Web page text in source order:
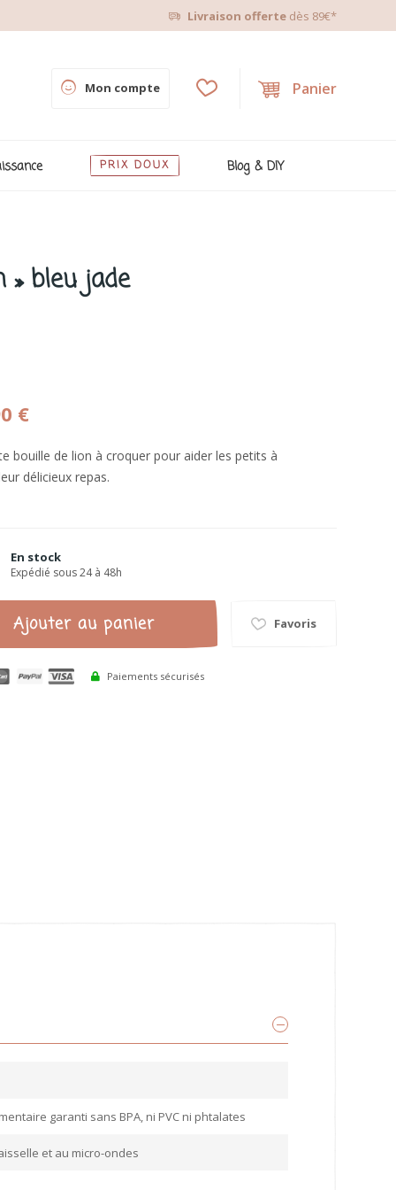
Livraison offerte dès 89€*
Panier
Mon compte
PRIX DOUX Blog & DIY
bleu jade
€
bouille de lion à croquer pour aider les petits à
délicieux repas.
En stock
Expédié sous 24 à 48h
Ajouter au panier Favoris
Paiements sécurisés
garanti sans BPA, ni PVC ni phtalates
et au micro-ondes